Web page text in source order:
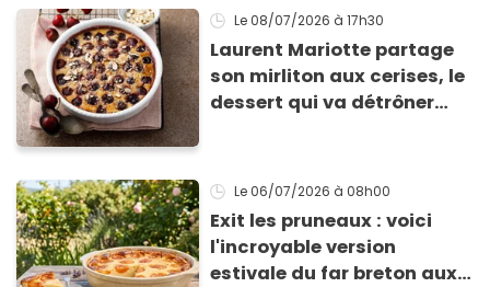
Le 08/07/2026 à 17h30
Laurent Mariotte partage
son mirliton aux cerises, le
dessert qui va détrôner
Le 06/07/2026 à 08h00
Exit les pruneaux : voici
l'incroyable version
estivale du far breton aux